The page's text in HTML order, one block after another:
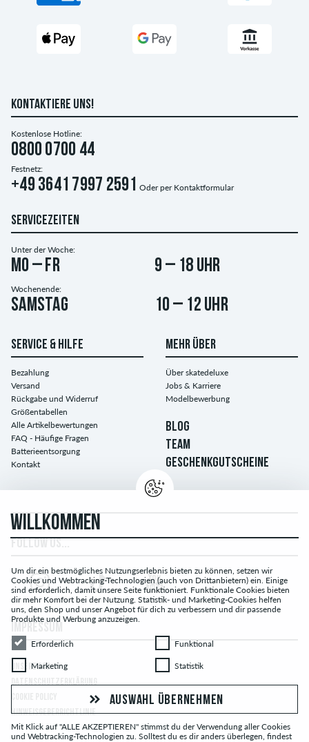
KONTAKTIERE UNS!
Kostenlose Hotline:
0800 0700 44
Festnetz:
+49 3641 7997 2591 Oder per Kontaktformular
SERVICEZEITEN
Unter der Woche:
Mo – Fr 9 – 18 Uhr
Wochenende:
Samstag 10 – 12 Uhr
SERVICE & HILFE
Bezahlung
Versand
Rückgabe und Widerruf
Größentabellen
Alle Artikelbewertungen
FAQ - Häufige Fragen
Batterieentsorgung
Kontakt
MEHR ÜBER
Über skatedeluxe
Jobs & Karriere
Modelbewerbung
BLOG
TEAM
GESCHENKGUTSCHEINE
UNSERE AGB
DATENSCHUTZERKLÄRUNG
HINWEISGEBERRICHTLINIE
WILLKOMMEN
Um dir ein bestmögliches Nutzungserlebnis bieten zu können, setzen wir
Cookies und Webtracking-Technologien (auch von Drittanbietern) ein. Einige
sind erforderlich, damit unsere Seite funktioniert. Funktionale Cookies bieten
dir mehr Komfort bei der Nutzung. Statistik- und Marketing-Cookies helfen
uns, den Shop und unser Angebot für dich zu verbessern und dir passende
Produkte und Werbung anzuzeigen.
Erforderlich
Erforderlich FunktionalFunktional
MarketingMarketing StatistikStatistik
AUSWAHL ÜBERNEHMEN
Mit Klick auf "ALLE AKZEPTIEREN" stimmst du der Verwendung aller Cookies
und Webtracking-Technologien zu. Solltest du es dir anders überlegen, findest